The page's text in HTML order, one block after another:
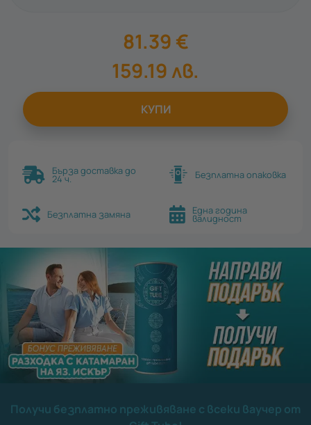
81.39 €
159.19лв.
КУПИ
Бърза доставка до
24 ч. Безплатна опаковка
Безплатна замяна Една година
валидност
Получи безплатно преживяване с всеки ваучер от